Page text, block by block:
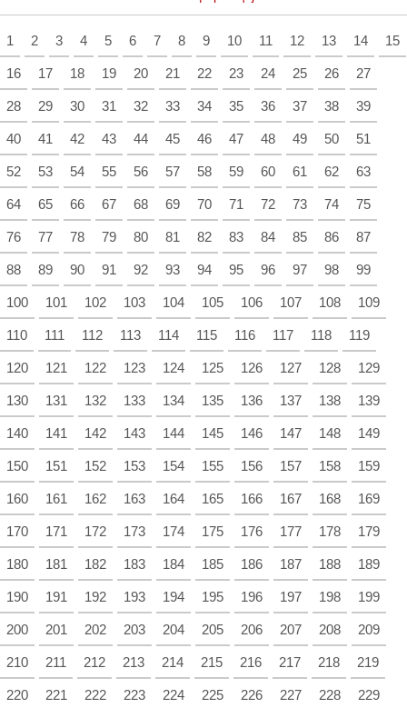
1 2 3 4 5 6 7 8 9 10 11 12 13 14 15
16 17 18 19 20 21 22 23 24 25 26 27
28 29 30 31 32 33 34 35 36 37 38 39
40 41 42 43 44 45 46 47 48 49 50 51
52 53 54 55 56 57 58 59 60 61 62 63
64 65 66 67 68 69 70 71 72 73 74 75
76 77 78 79 80 81 82 83 84 85 86 87
88 89 90 91 92 93 94 95 96 97 98 99
100 101 102 103 104 105 106 107 108 109
110 111 112 113 114 115 116 117 118 119
120 121 122 123 124 125 126 127 128 129
130 131 132 133 134 135 136 137 138 139
140 141 142 143 144 145 146 147 148 149
150 151 152 153 154 155 156 157 158 159
160 161 162 163 164 165 166 167 168 169
170 171 172 173 174 175 176 177 178 179
180 181 182 183 184 185 186 187 188 189
190 191 192 193 194 195 196 197 198 199
200 201 202 203 204 205 206 207 208 209
210 211 212 213 214 215 216 217 218 219
220 221 222 223 224 225 226 227 228 229